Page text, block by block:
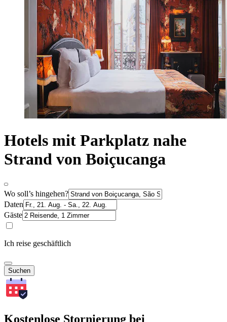
Hotels mit Parkplatz nahe
Strand von Boiçucanga
Wo soll’s hingehen?
Daten
Gäste
Ich reise geschäftlich
Suchen
Kostenlose Stornierung bei